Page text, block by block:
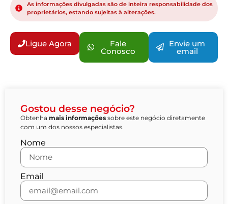
As informações divulgadas são de inteira responsabilidade dos
proprietários, estando sujeitas à alterações.
Ligue Agora Fale
Conosco
Envie um
email
Gostou desse negócio?
Obtenha mais informações sobre este negócio diretamente
com um dos nossos especialistas.
Nome
Email